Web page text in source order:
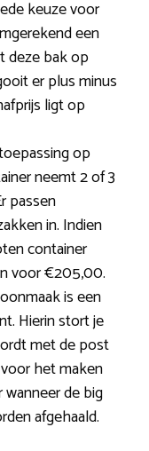
keuze voor
een
deze bak op
er plus minus
ligt op
op
neemt 2 of 3
passen
in. Indien
container
voor €205,00.
is een
Hierin stort je
met de post
het maken
de big
afgehaald.